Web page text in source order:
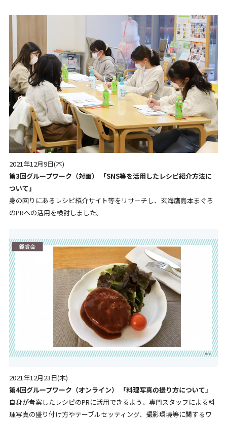
2021年12月9日(木)
第3回グループワーク（対面） 「SNS等を活用したレシピ紹介方法に
ついて」
身の回りにあるレシピ紹介サイト等をリサーチし、玄海鷹島本まぐろ
のPRへの活用を検討しました。
2021年12月23日(木)
第4回グループワーク（オンライン） 「料理写真の撮り方について」
自身が考案したレシピのPRに活用できるよう、専門スタッフによる料
理写真の盛り付け方やテーブルセッティング、撮影環境等に関するワ